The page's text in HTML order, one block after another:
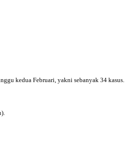
kedua Februari, yakni sebanyak 34 kasus.